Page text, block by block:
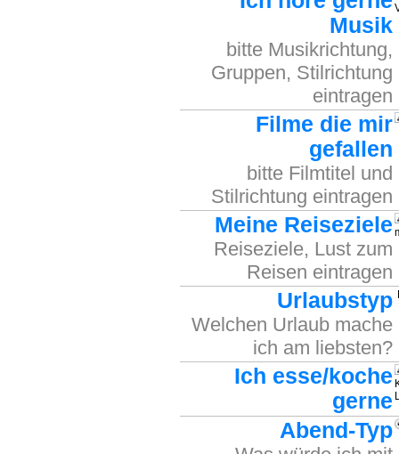
Musik
bitte Musikrichtung,
Gruppen, Stilrichtung
eintragen
Filme die mir
gefallen
bitte Filmtitel und
Stilrichtung eintragen
Meine Reiseziele
Reiseziele, Lust zum
Reisen eintragen
Urlaubstyp
Welchen Urlaub mache
ich am liebsten?
Ich esse/koche
gerne
Abend-Typ